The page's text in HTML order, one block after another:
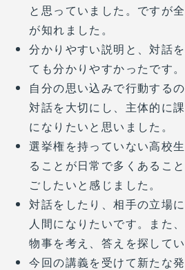
と思っていました。ですが
が知れました。
分かりやすい説明と、対話
ても分かりやすかったです。
自分の思い込みで行動する
対話を大切にし、主体的に
になりたいと思いました。
選挙権を持っていない高校
ることが日常で多くあるこ
ごしたいと感じました。
対話をしたり、相手の立場
人間になりたいです。また
物事を考え、答えを探してい
今回の講義を受けて新たな